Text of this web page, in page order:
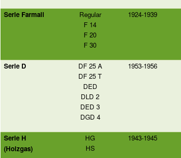
Serie Farmall
Regular
F 14
F 20
F 30
1924-1939
Serie D
DF 25 A
DF 25 T
DED
DLD 2
DED 3
DGD 4
1953-1956
Serie H
(Holzgas)
HG
HS
1943-1945